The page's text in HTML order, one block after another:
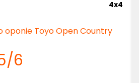
4x4
oponie Toyo Open Country
/6